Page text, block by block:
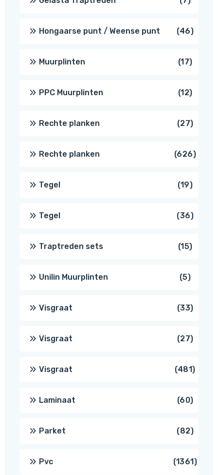
Hongaarse punt / Weense punt 4646
Muurplinten 1717
PPC Muurplinten 1212
Rechte planken 2727
Rechte planken 626626
Tegel 1919
Tegel 3636
Traptreden sets 1515
Unilin Muurplinten 55
Visgraat 3333
Visgraat 2727
Visgraat 481481
Laminaat 6060
Parket 8282
Pvc 13611361